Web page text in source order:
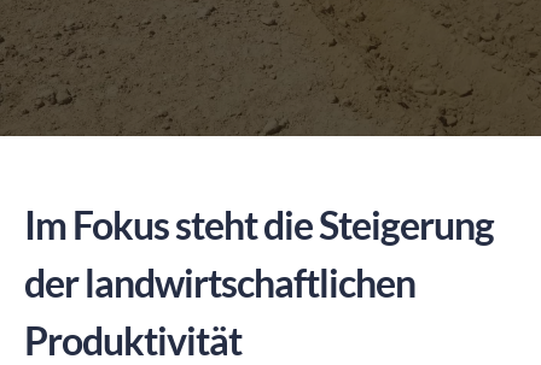
SPENDEN
Im Fokus steht die Steigerung
der landwirtschaftlichen
Produktivität